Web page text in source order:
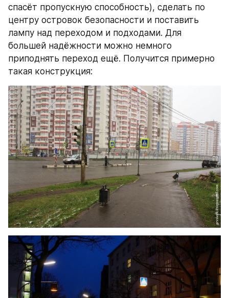
спасёт пропускную способность), сделать по
центру островок безопасности и поставить
лампу над переходом и подходами. Для
большей надёжности можно немного
приподнять переход ещё. Получится примерно
такая конструкция: